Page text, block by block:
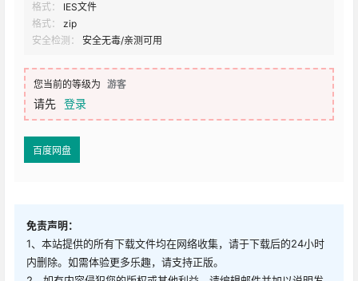
格式：
IES文件
格式：
zip
安全检测：
安全无毒/亲测可用
您当前的等级为 游客
请先 登录
百度网盘
免责声明：
1、本站提供的所有下载文件均在网络收集，请于下载后的24小时
内删除。如需体验更多乐趣，请支持正版。